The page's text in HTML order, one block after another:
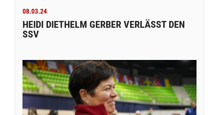
08.03.24
HEIDI DIETHELM GERBER VERLÄSST DEN
SSV